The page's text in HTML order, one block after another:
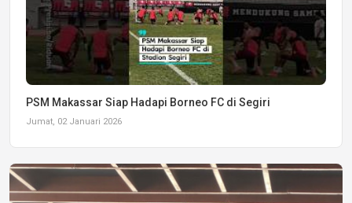
PSM Makassar Siap Hadapi Borneo FC di Segiri
Jumat, 02 Januari 2026